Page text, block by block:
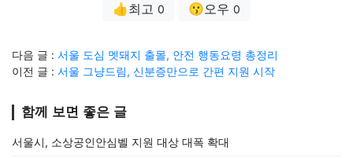
👍최고 0 😗오우 0
다음 글 : 서울 도심 멧돼지 출몰, 안전 행동요령 총정리
이전 글 : 서울 그냥드림, 신분증만으로 간편 지원 시작
함께 보면 좋은 글
서울시, 소상공인안심벨 지원 대상 대폭 확대